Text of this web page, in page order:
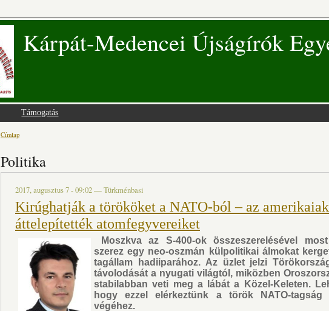
Kárpát-Medencei Újságírók
Támogatás
Jelenlegi hely
Címlap
Politika
2017, augusztus 7 - 09:02—Türkménbasi
Kirúghatják a törököket a NATO-ból – az amerikaiak
áttelepítették atomfegyvereiket
Moszkva az S-400-ok összeszerelésével
szerez egy neo-oszmán külpolitikai álmokat
tagállam hadiiparához. Az üzlet jelzi
távolodását a nyugati világtól, miközben
stabilabban veti meg a lábát a Közel-Keleten.
hogy ezzel elérkeztünk a török NATO-tagság
végéhez.